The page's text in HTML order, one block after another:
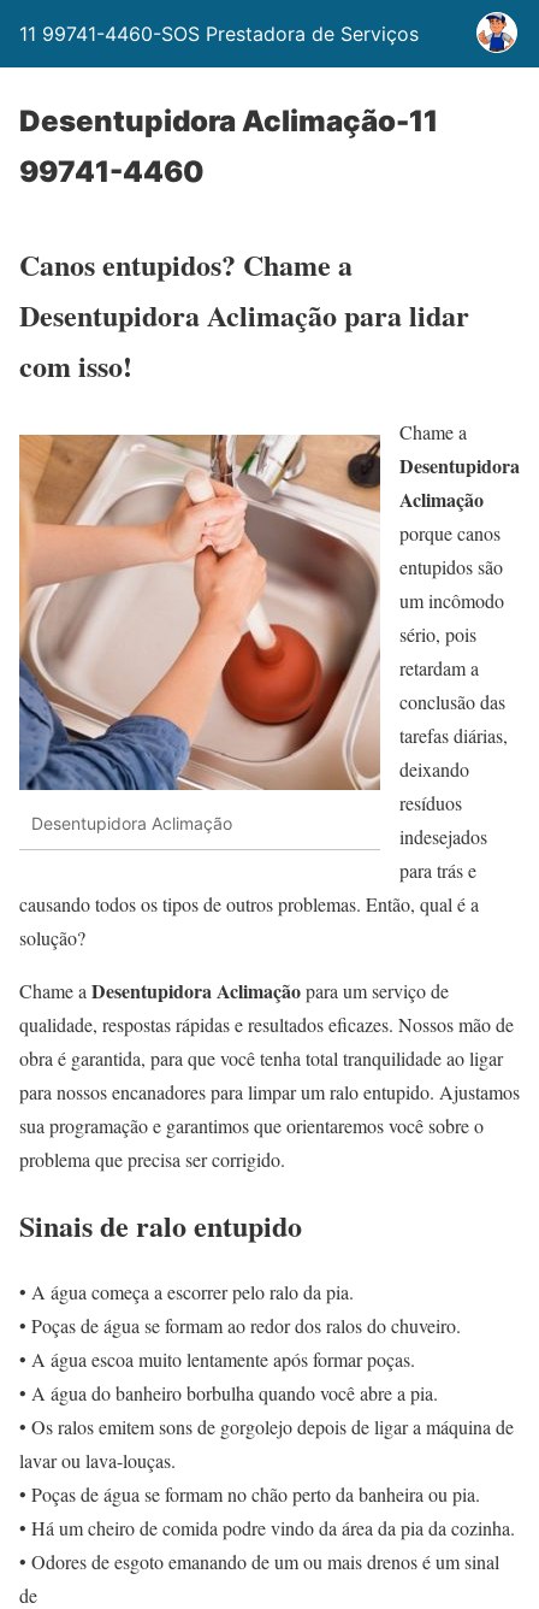
11 99741-4460-SOS Prestadora de Serviços
Desentupidora Aclimação-11
99741-4460
Canos entupidos? Chame a
Desentupidora Aclimação para lidar
com isso!
Desentupidora Aclimação
Chame a
Desentupidora
Aclimação
porque canos
entupidos são
um incômodo
sério, pois
retardam a
conclusão das
tarefas diárias,
deixando
resíduos
indesejados
para trás e
causando todos os tipos de outros problemas. Então, qual é a
solução?
Chame a Desentupidora Aclimaçãopara um serviço de
qualidade, respostas rápidas e resultados eficazes. Nossos mão de
obra é garantida, para que você tenha total tranquilidade ao ligar
para nossos encanadores para limpar um ralo entupido. Ajustamos
sua programação e garantimos que orientaremos você sobre o
problema que precisa ser corrigido.
Sinais de ralo entupido
• A água começa a escorrer pelo ralo da pia.
• Poças de água se formam ao redor dos ralos do chuveiro.
• A água escoa muito lentamente após formar poças.
• A água do banheiro borbulha quando você abre a pia.
• Os ralos emitem sons de gorgolejo depois de ligar a máquina de
lavar ou lava-louças.
• Poças de água se formam no chão perto da banheira ou pia.
• Há um cheiro de comida podre vindo da área da pia da cozinha.
• Odores de esgoto emanando de um ou mais drenos é um sinal
de